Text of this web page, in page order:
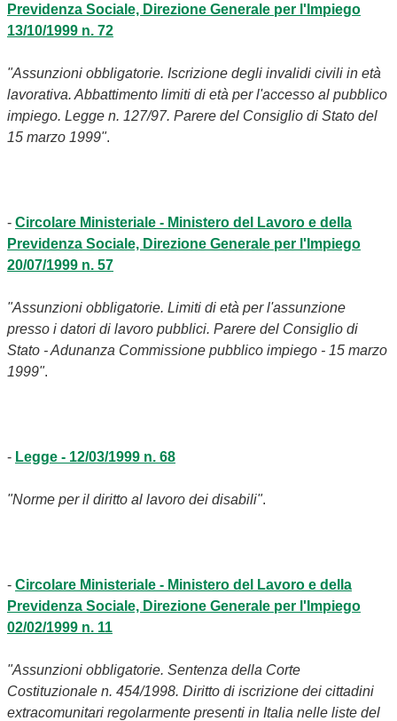
Previdenza Sociale, Direzione Generale per l'Impiego
13/10/1999 n. 72
"Assunzioni obbligatorie. Iscrizione degli invalidi civili in età
lavorativa. Abbattimento limiti di età per l'accesso al pubblico
impiego. Legge n. 127/97. Parere del Consiglio di Stato del
15 marzo 1999".
- Circolare Ministeriale - Ministero del Lavoro e della
Previdenza Sociale, Direzione Generale per l'Impiego
20/07/1999 n. 57
"Assunzioni obbligatorie. Limiti di età per l'assunzione
presso i datori di lavoro pubblici. Parere del Consiglio di
Stato - Adunanza Commissione pubblico impiego - 15 marzo
1999".
- Legge - 12/03/1999 n. 68
"Norme per il diritto al lavoro dei disabili".
- Circolare Ministeriale - Ministero del Lavoro e della
Previdenza Sociale, Direzione Generale per l'Impiego
02/02/1999 n. 11
"Assunzioni obbligatorie. Sentenza della Corte
Costituzionale n. 454/1998. Diritto di iscrizione dei cittadini
extracomunitari regolarmente presenti in Italia nelle liste del